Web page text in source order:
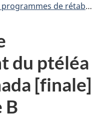
de rétablissement
du ptéléa
[finale]
B